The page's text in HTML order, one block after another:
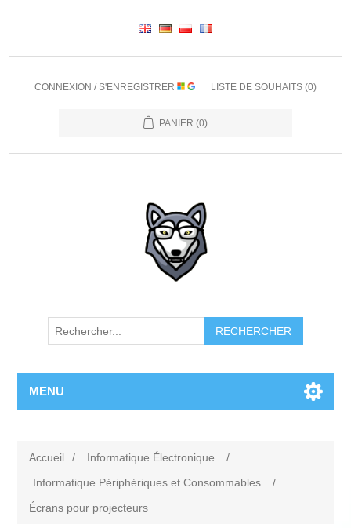
CONNEXION / S'ENREGISTRER LISTE DE SOUHAITS (0)
PANIER (0)
RECHERCHER
MENU
Accueil / Informatique Électronique
/
Informatique Périphériques et Consommables
/
Écrans pour projecteurs